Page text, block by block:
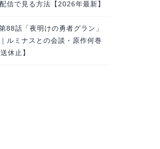
信で見る方法【2026年最新】
88話「夜明けの勇者グラン」
ルミナスとの会談・原作何巻
休止】